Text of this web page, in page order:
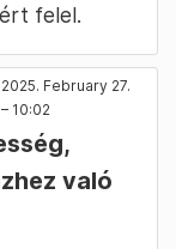
felel.
2025. February 27.
– 10:02
való